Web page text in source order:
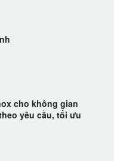
cho không gian
yêu cầu, tối ưu